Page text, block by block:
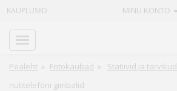
KAUPLUSED MINU KONTO
Pealeht » Fotokaubad » Statiivid ja tarvikud
nutitelefoni gimbalid
Info
Teenused